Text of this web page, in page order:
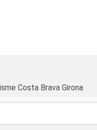
Costa Brava Girona